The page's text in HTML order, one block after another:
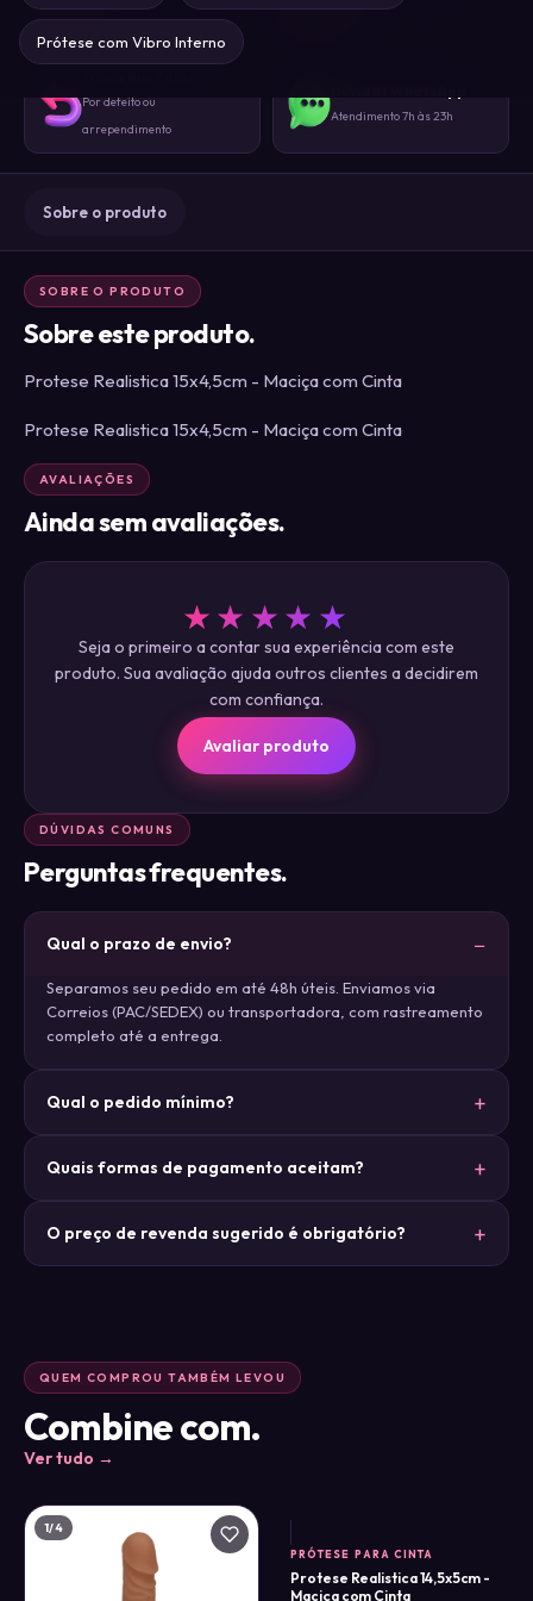
Prótese com Vibro Interno
Sem identificação externa
Por defeito ou
arrependimento
Atendimento 7h às 23h
Sobre o produto
SOBRE O PRODUTO
Sobre este produto.
Protese Realistica 15x4,5cm - Maciça com Cinta
Protese Realistica 15x4,5cm - Maciça com Cinta
AVALIAÇÕES
Ainda sem avaliações.
★★★★★
Seja o primeiro a contar sua experiência com este
produto. Sua avaliação ajuda outros clientes a decidirem
com confiança.
Avaliar produto
DÚVIDAS COMUNS
Perguntas frequentes.
Qual o prazo de envio?
Separamos seu pedido em até 48h úteis. Enviamos via
Correios (PAC/SEDEX) ou transportadora, com rastreamento
completo até a entrega.
Qual o pedido mínimo?
Quais formas de pagamento aceitam?
O preço de revenda sugerido é obrigatório?
QUEM COMPROU TAMBÉM LEVOU
Combine com.
Ver tudo →
1/4
PRÓTESE PARA CINTA
Protese Realistica 14,5x5cm -
Maciça com Cinta